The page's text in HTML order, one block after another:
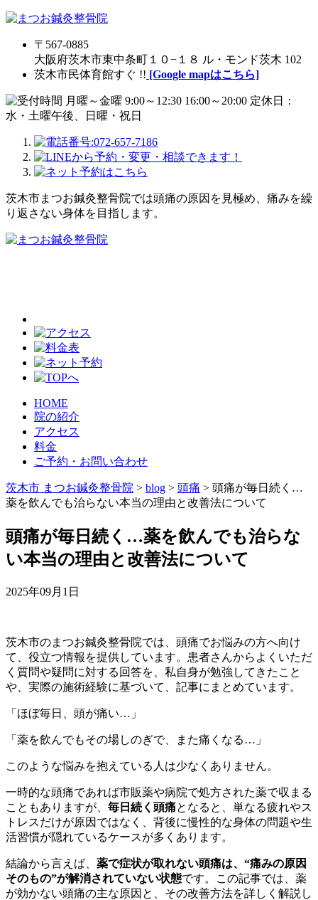
〒567-0885
大阪府茨木市東中条町１０−１８ ル・モンド茨木 102
茨木市民体育館すぐ !! [Google mapはこちら]
茨木市まつお鍼灸整骨院では頭痛の原因を見極め、痛みを繰
り返さない身体を目指します。
HOME
院の紹介
アクセス
料金
ご予約・お問い合わせ
茨木市 まつお鍼灸整骨院 > blog > 頭痛 > 頭痛が毎日続く…
薬を飲んでも治らない本当の理由と改善法について
頭痛が毎日続く…薬を飲んでも治らな
い本当の理由と改善法について
2025年09月1日
茨木市のまつお鍼灸整骨院では、頭痛でお悩みの方へ向け
て、役立つ情報を提供しています。患者さんからよくいただ
く質問や疑問に対する回答を、私自身が勉強してきたこと
や、実際の施術経験に基づいて、記事にまとめています。
「ほぼ毎日、頭が痛い…」
「薬を飲んでもその場しのぎで、また痛くなる…」
このような悩みを抱えている人は少なくありません。
一時的な頭痛であれば市販薬や病院で処方された薬で収まる
こともありますが、 毎日続く頭痛となると、単なる疲れやス
トレスだけが原因ではなく、背後に慢性的な身体の問題や生
活習慣が隠れているケースが多くあります。
結論から言えば、 薬で症状が取れない頭痛は、“痛みの原因
そのもの”が解消されていない状態です。この記事では、薬
が効かない頭痛の主な原因と、その改善方法を詳しく解説し